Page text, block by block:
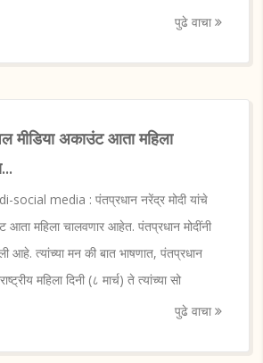
पुढे वाचा
मीडिया अकाउंट आता महिला
social media : पंतप्रधान नरेंद्र मोदी यांचे
आता महिला चालवणार आहेत. पंतप्रधान मोदींनी
आहे. त्यांच्या मन की बात भाषणात, पंतप्रधान
महिला दिनी (८ मार्च) ते त्यांच्या सो
पुढे वाचा